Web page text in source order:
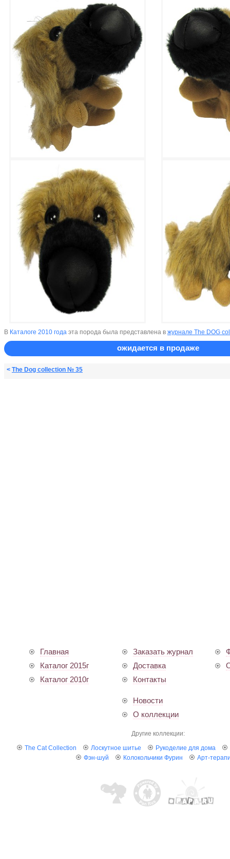
В Каталоге 2010 года эта порода была представлена в журнале The DOG
ожидается в продаже
< The Dog collection № 35
Главная
Каталог 2015г
Каталог 2010г
Заказать журнал
Доставка
Контакты
Новости
О коллекции
Другие коллекции:
The Cat Collection
Лоскутное шитье
Рукоделие для дома
Фэн-шуй
Колокольчики Фурин Арт-